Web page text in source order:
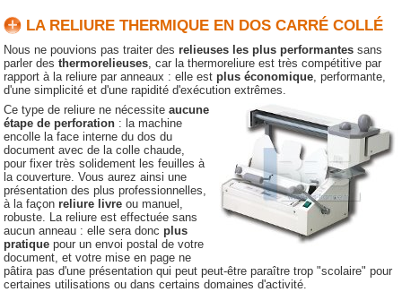
LA RELIURE THERMIQUE EN DOS CARRÉ COLLÉ
Nous ne pouvions pas traiter desrelieuses les plus performantes sans
parler desthermorelieuses, car la thermoreliure est très compétitive par
rapport à la reliure par anneaux : elle estplus économique, performante,
d'une simplicité et d'une rapidité d'exécution extrêmes.
Ce type de reliure ne nécessiteaucune
étape de perforation : la machine
encolle la face interne du dos du
document avec de la colle chaude,
pour fixer très solidement les feuilles à
la couverture. Vous aurez ainsi une
présentation des plus professionnelles,
à la façonreliure livre ou manuel,
robuste. La reliure est effectuée sans
aucun anneau : elle sera doncplus
pratique pour un envoi postal de votre
document, et votre mise en page ne
pâtira pas d'une présentation qui peut peut-être paraître trop "scolaire" pour
certaines utilisations ou dans certains domaines d'activité.